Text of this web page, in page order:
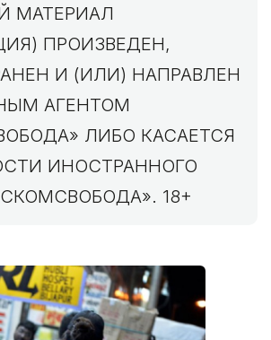
МАТЕРИАЛ
ПРОИЗВЕДЕН,
И (ИЛИ) НАПРАВЛЕН
АГЕНТОМ
ЛИБО КАСАЕТСЯ
ИНОСТРАННОГО
18+